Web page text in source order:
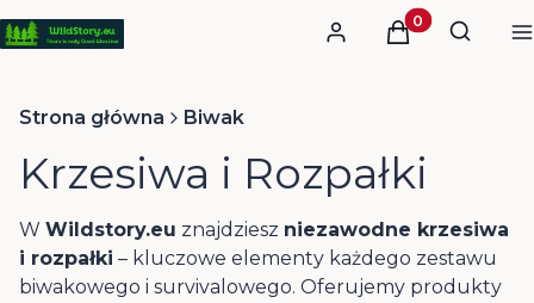
Zaloguj sięProdukty w
Koszyk Otwórz
Szukaj
Strona główna Biwak
Krzesiwa i Rozpałki
W Wildstory.eu znajdziesz niezawodne krzesiwa
i rozpałki – kluczowe elementy każdego zestawu
biwakowego i survivalowego. Oferujemy produkty